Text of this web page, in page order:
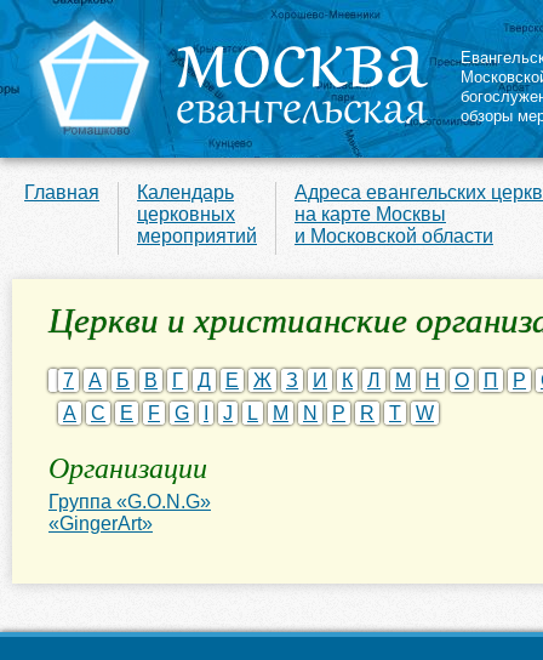
обзоры
Главная
Календарь
церковных
мероприятий
Адреса евангельских
на карте Москвы
и Московской области
Церкви и христианские
7 А Б В Г Д Е Ж З И К Л М Н О П Р
A
C E F G J L M N P R T W
Организации
Группа «G.O.N.G»
«GingerArt»